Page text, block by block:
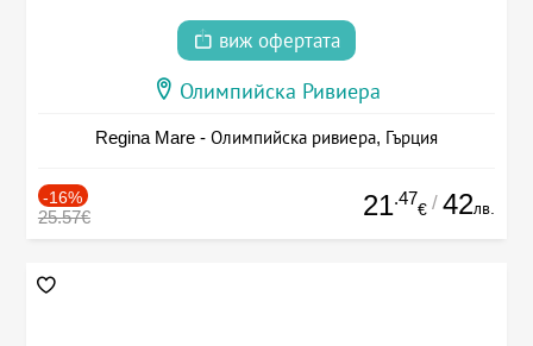
виж офертата
Олимпийска Ривиера
Regina Mare - Олимпийска ривиера, Гърция
-16%
25.57€ 21.47
€ / 42лв.